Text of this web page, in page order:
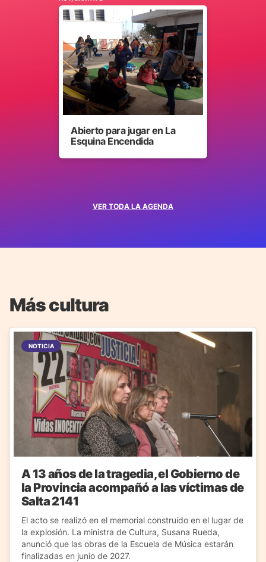
VER TODA LA AGENDA
Abierto para jugar en La
Esquina Encendida
Más cultura
NOTICIA
A 13 años de la tragedia, el Gobierno de
la Provincia acompañó a las víctimas de
Salta 2141
El acto se realizó en el memorial construido en el lugar de
la explosión. La ministra de Cultura, Susana Rueda,
anunció que las obras de la Escuela de Música estarán
finalizadas en junio de 2027.